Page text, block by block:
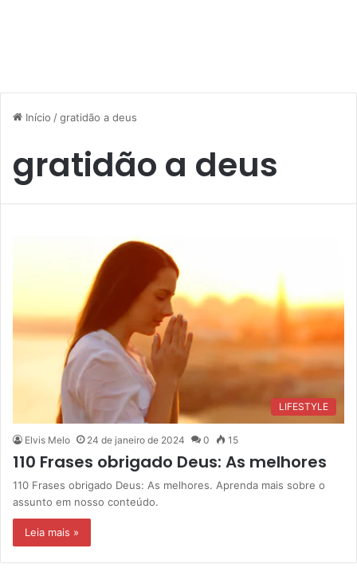
Início /gratidão a deus
gratidão a deus
LIFESTYLE
Elvis Melo 24 de janeiro de 2024 0 15
110 Frases obrigado Deus: As melhores
110 Frases obrigado Deus: As melhores. Aprenda mais sobre o
assunto em nosso conteúdo.
Leia mais »